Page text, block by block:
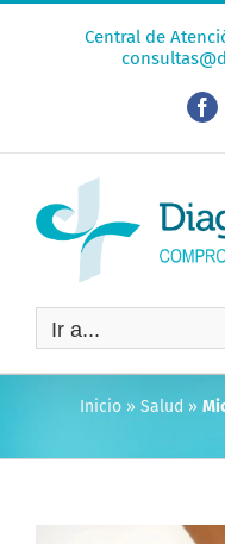
Central de
Ir a...
Inicio » Salud »